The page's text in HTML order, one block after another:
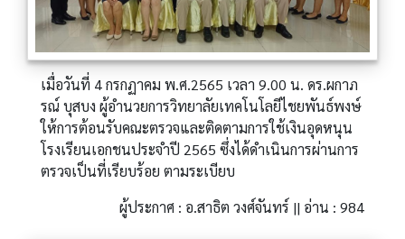
เมื่อวันที่ 4 กรกฏาคม พ.ศ.2565 เวลา 9.00 น. ดร.ผกาภ
รณ์ บุสบง ผู้อำนวยการวิทยาลัยเทคโนโลยีไชยพันธ์พงษ์
ให้การต้อนรับคณะตรวจและติดตามการใช้เงินอุดหนุน
โรงเรียนเอกชนประจำปี 2565 ซึ่งได้ดำเนินการผ่านการ
ตรวจเป็นที่เรียบร้อย ตามระเบียบ
ผู้ประกาศ : อ.สาธิต วงศ์จันทร์ || อ่าน : 984